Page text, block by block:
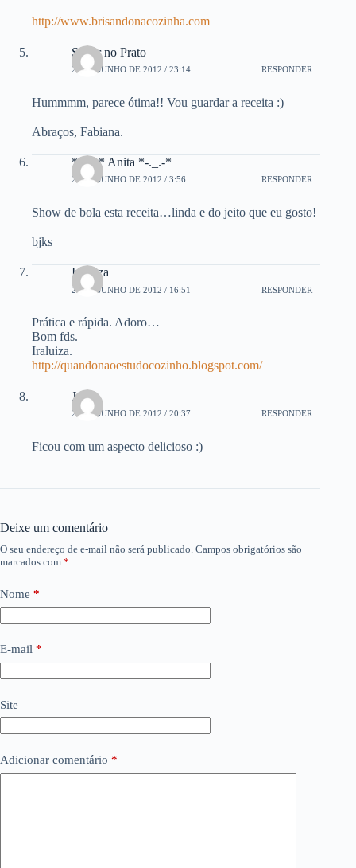
http://www.brisandonacozinha.com
Sabor no Prato
22 DE JUNHO DE 2012 / 23:14 RESPONDER
Hummmm, parece ótima!! Vou guardar a receita :)
Abraços, Fabiana.
*-._.-* Anita *-._.-*
23 DE JUNHO DE 2012 / 3:56 RESPONDER
Show de bola esta receita…linda e do jeito que eu gosto!
bjks
Iraluiza
23 DE JUNHO DE 2012 / 16:51 RESPONDER
Prática e rápida. Adoro…
Bom fds.
Iraluiza.
http://quandonaoestudocozinho.blogspot.com/
Joana
25 DE JUNHO DE 2012 / 20:37 RESPONDER
Ficou com um aspecto delicioso :)
Deixe um comentário
O seu endereço de e-mail não será publicado. Campos obrigatórios são
marcados com *
Nome *
E-mail *
Site
Adicionar comentário *